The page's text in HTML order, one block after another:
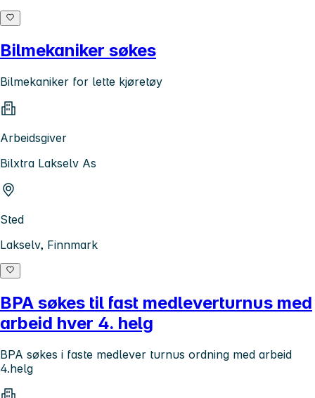
Bilmekaniker søkes
Bilmekaniker for lette kjøretøy
Arbeidsgiver
Bilxtra Lakselv As
Sted
Lakselv, Finnmark
BPA søkes til fast medleverturnus med
arbeid hver 4. helg
BPA søkes i faste medlever turnus ordning med arbeid
4.helg